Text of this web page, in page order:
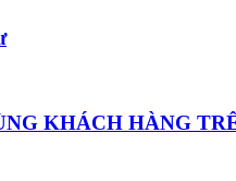
KHÁCH HÀNG